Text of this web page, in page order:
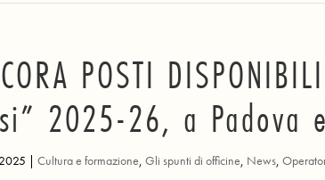
POSTI
2025-26, a Padova
|Cultura e formazione,Gli spunti di officine, News,